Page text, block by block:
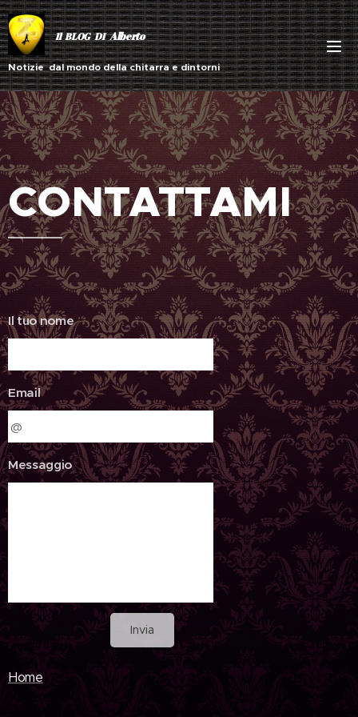
Il BLOG DIAlberto
Notizie dal mondo della chitarra e dintorni
CONTATTAMI
Il tuo nome
Email
Messaggio
Invia
Home